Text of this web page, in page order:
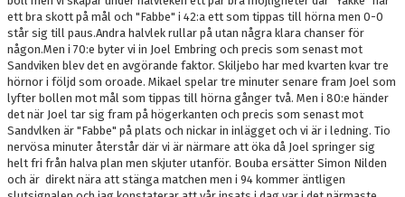
PARTNER
PLACERINGAR I DIV 2/DIV 1
ett bra skott på mål och "Fabbe" i 42:a ett som tippas till hörna men 0-0
står sig till paus.Andra halvlek rullar på utan några klara chanser för
någon.Men i 70:e byter vi in Joel Embring och precis som senast mot
Sandviken blev det en avgörande faktor. Skiljebo har med kvarten kvar tre
hörnor i följd som oroade. Mikael spelar tre minuter senare fram Joel som
lyfter bollen mot mål som tippas till hörna gånger två. Men i 80:e händer
det när Joel tar sig fram på högerkanten och precis som senast mot
Sandvlken är "Fabbe" på plats och nickar in inlägget och vi är i ledning. Tio
nervösa minuter återstår där vi är närmare att öka då Joel springer sig
helt fri från halva plan men skjuter utanför. Bouba ersätter Simon Nilden
och är direkt nära att stänga matchen men i 94 kommer äntligen